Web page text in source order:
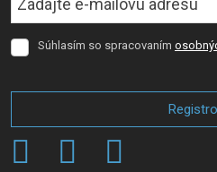
Súhlasím
osobných
Súhlasím so spracovaním
Formulár